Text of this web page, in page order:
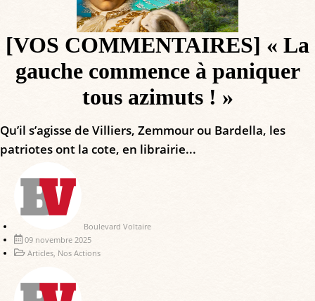
[VOS COMMENTAIRES] « La
gauche commence à paniquer
tous azimuts ! »
Qu’il s’agisse de Villiers, Zemmour ou Bardella, les
patriotes ont la cote, en librairie...
Boulevard Voltaire
09 novembre 2025
Articles, Nos Actions